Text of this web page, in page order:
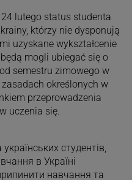
lutego status studenta
którzy nie dysponują
uzyskane wykształcenie
mogli ubiegać się o
semestru zimowego w
określonych w
przeprowadzenia
uczenia się.
студентів,
в Україні
навчання та